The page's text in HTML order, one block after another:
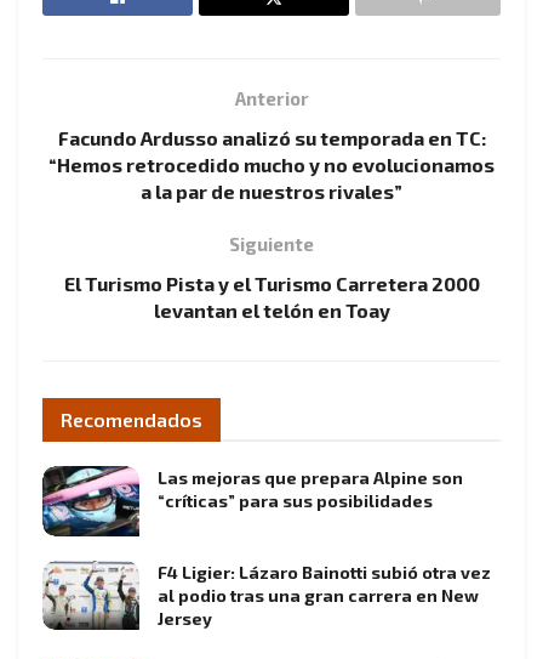
Anterior
Facundo Ardusso analizó su temporada en TC:
“Hemos retrocedido mucho y no evolucionamos
a la par de nuestros rivales”
Siguiente
El Turismo Pista y el Turismo Carretera 2000
levantan el telón en Toay
Recomendados
Las mejoras que prepara Alpine son
“críticas” para sus posibilidades
F4 Ligier: Lázaro Bainotti subió otra vez
al podio tras una gran carrera en New
Jersey